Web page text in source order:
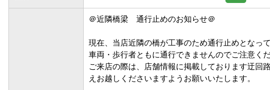
＠近隣橋梁　通行止めのお知らせ＠
現在、当店近隣の橋が工事のため通行止めとなって
車両・歩行者ともに通行できませんのでご注意くだ
ご来店の際は、店舗情報に掲載しております迂回
えお越しくださいますようお願いいたします。